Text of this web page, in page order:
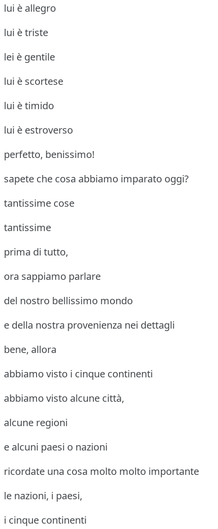
lui è allegro
lui è triste
lei è gentile
lui è scortese
lui è timido
lui è estroverso
perfetto, benissimo!
sapete che cosa abbiamo imparato oggi?
tantissime cose
tantissime
prima di tutto,
ora sappiamo parlare
del nostro bellissimo mondo
e della nostra provenienza nei dettagli
bene, allora
abbiamo visto i cinque continenti
abbiamo visto alcune città,
alcune regioni
e alcuni paesi o nazioni
ricordate una cosa molto molto importante
le nazioni, i paesi,
i cinque continenti